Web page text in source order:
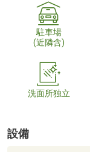
駐車場
(近隣含)
洗面所独立
設備